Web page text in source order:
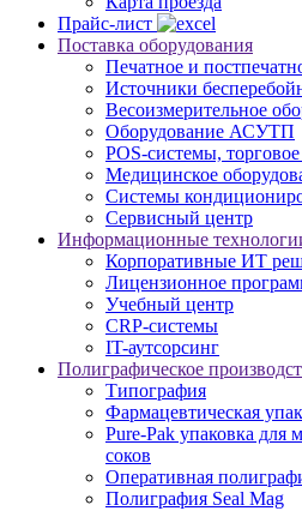
Прайс-лист
Поставка оборудования
Печатное и
Источники
Весоизмерительное
Оборудование АСУТП
POS-системы,
Медицинское
Системы
Сервисный центр
Информационные
Корпоративные ИТ
Лицензионное
Учебный центр
CRP-системы
IT-аутсорсинг
Полиграфическое
Типография
Фармацевтическая
Pure-Pak упаковка для
соков
Оперативная
Полиграфия Seal Mag